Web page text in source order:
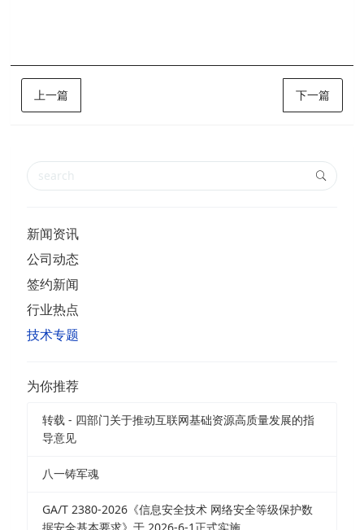
上一篇 下一篇
新闻资讯
公司动态
签约新闻
行业热点
技术专题
为你推荐
转载 - 四部门关于推动互联网基础资源高质量发展的指
导意见
八一铸军魂
GA/T 2380-2026《信息安全技术 网络安全等级保护数